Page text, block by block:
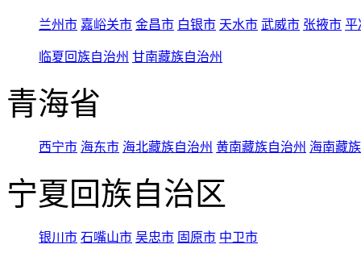
兰州市 嘉峪关市 金昌市 白银市 天水市 武威市 张掖市 平
临夏回族自治州 甘南藏族自治州
青海省
西宁市 海东市 海北藏族自治州 黄南藏族自治州 海南藏
宁夏回族自治区
银川市 石嘴山市 吴忠市 固原市 中卫市